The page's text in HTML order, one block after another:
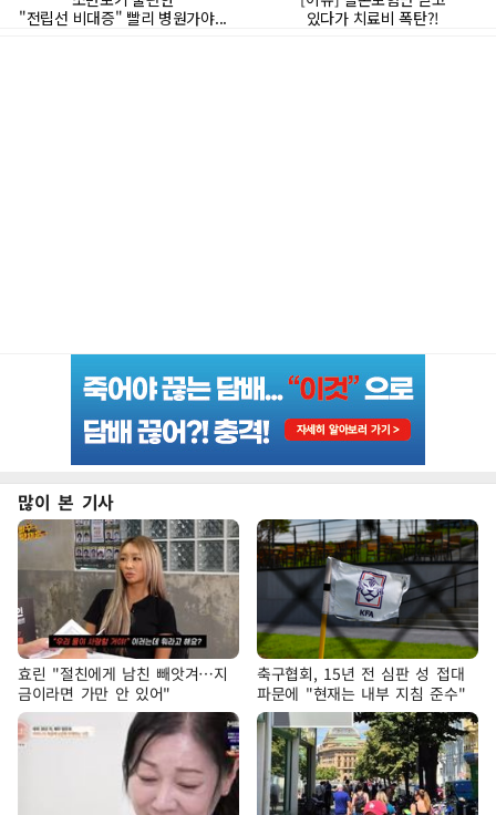
많이 본 기사
효린 "절친에게 남친 빼앗겨…지
금이라면 가만 안 있어"
축구협회, 15년 전 심판 성 접대
파문에 "현재는 내부 지침 준수"